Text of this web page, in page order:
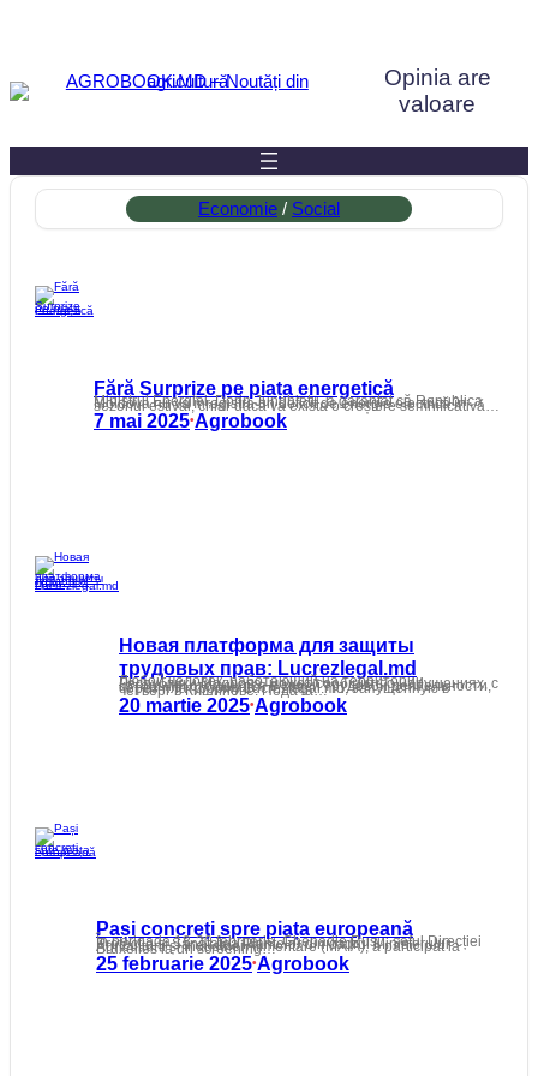
conținut
Opinia are
valoare
Economie / Social
Fără Surprize pe piața energetică
Ministrul Energiei, Dorin Junghietu, a garantat că Republica Moldova nu va înregistra un deficit de energie electrică în sezonul estival, chiar dacă va exista o creștere semnificativă…
7 mai 2025•Agrobook
Новая платформа для защиты
трудовых прав: Lucrezlegal.md
Любой человек, работающий на территории Республики Молдова, может сообщить о нарушениях, с которыми столкнулся в своей трудовой деятельности, через платформу Lucrezlegal.md, запущенную в четверг в Кишиневе. Подача…
20 martie 2025•Agrobook
Pași concreți spre piața europeană
În perioada 18-20 februarie, Ghenadie Rusu, șeful Direcției Protecția și Sănătatea Plantelor din cadrul Ministerului Agriculturii și Industriei Alimentare (MAIA), a participat la Bruxelles la un screening…
25 februarie 2025•Agrobook